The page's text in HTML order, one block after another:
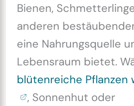
Bienen,
anderen
eine Nahrungsquelle
Lebensraum bietet.
blütenreiche Pflanzen
, Sonnenhut oder